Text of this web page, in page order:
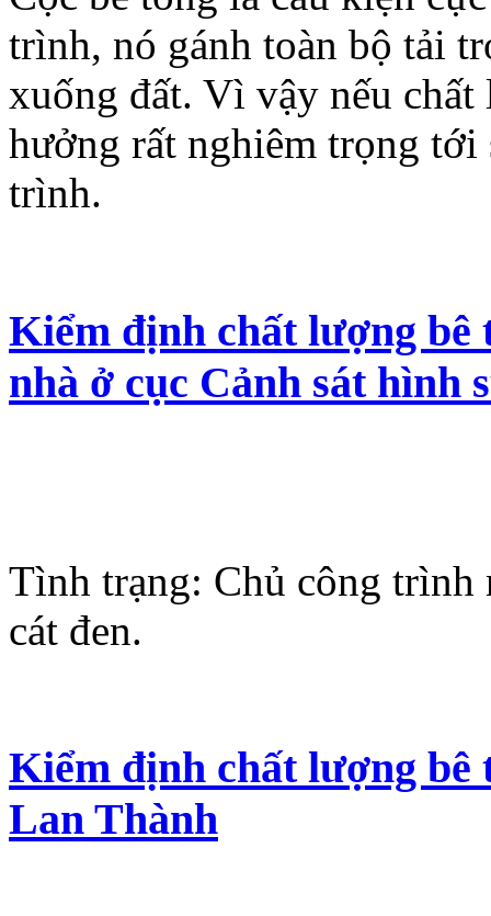
trình, nó gánh toàn bộ tải
xuống đất. Vì vậy nếu
hưởng rất nghiêm trọng tới
trình.
Kiểm định chất lượng bê
nhà ở cục Cảnh sát hình
Tình trạng: Chủ công trình
cát đen.
Kiểm định chất lượng
Lan Thành